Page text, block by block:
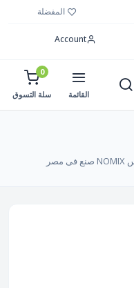
المفضلة
Account
القائمة
0
سلة التسوق